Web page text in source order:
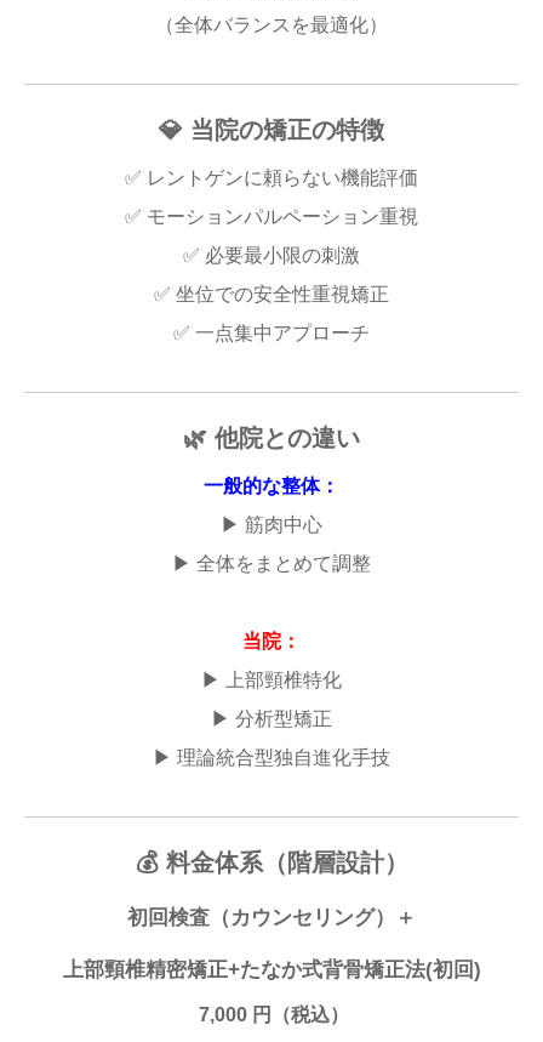
（全体バランスを最適化）
💎 当院の矯正の特徴
✅ レントゲンに頼らない機能評価
✅ モーションパルペーション重視
✅ 必要最小限の刺激
✅ 坐位での安全性重視矯正
✅ 一点集中アプローチ
🌿 他院との違い
一般的な整体：
▶ 筋肉中心
▶ 全体をまとめて調整
当院：
▶ 上部頸椎特化
▶ 分析型矯正
▶ 理論統合型独自進化手技
💰 料金体系（階層設計）
初回検査（カウンセリング）＋
上部頸椎精密矯正+たなか式背骨矯正法(初回)
7,000 円（税込）